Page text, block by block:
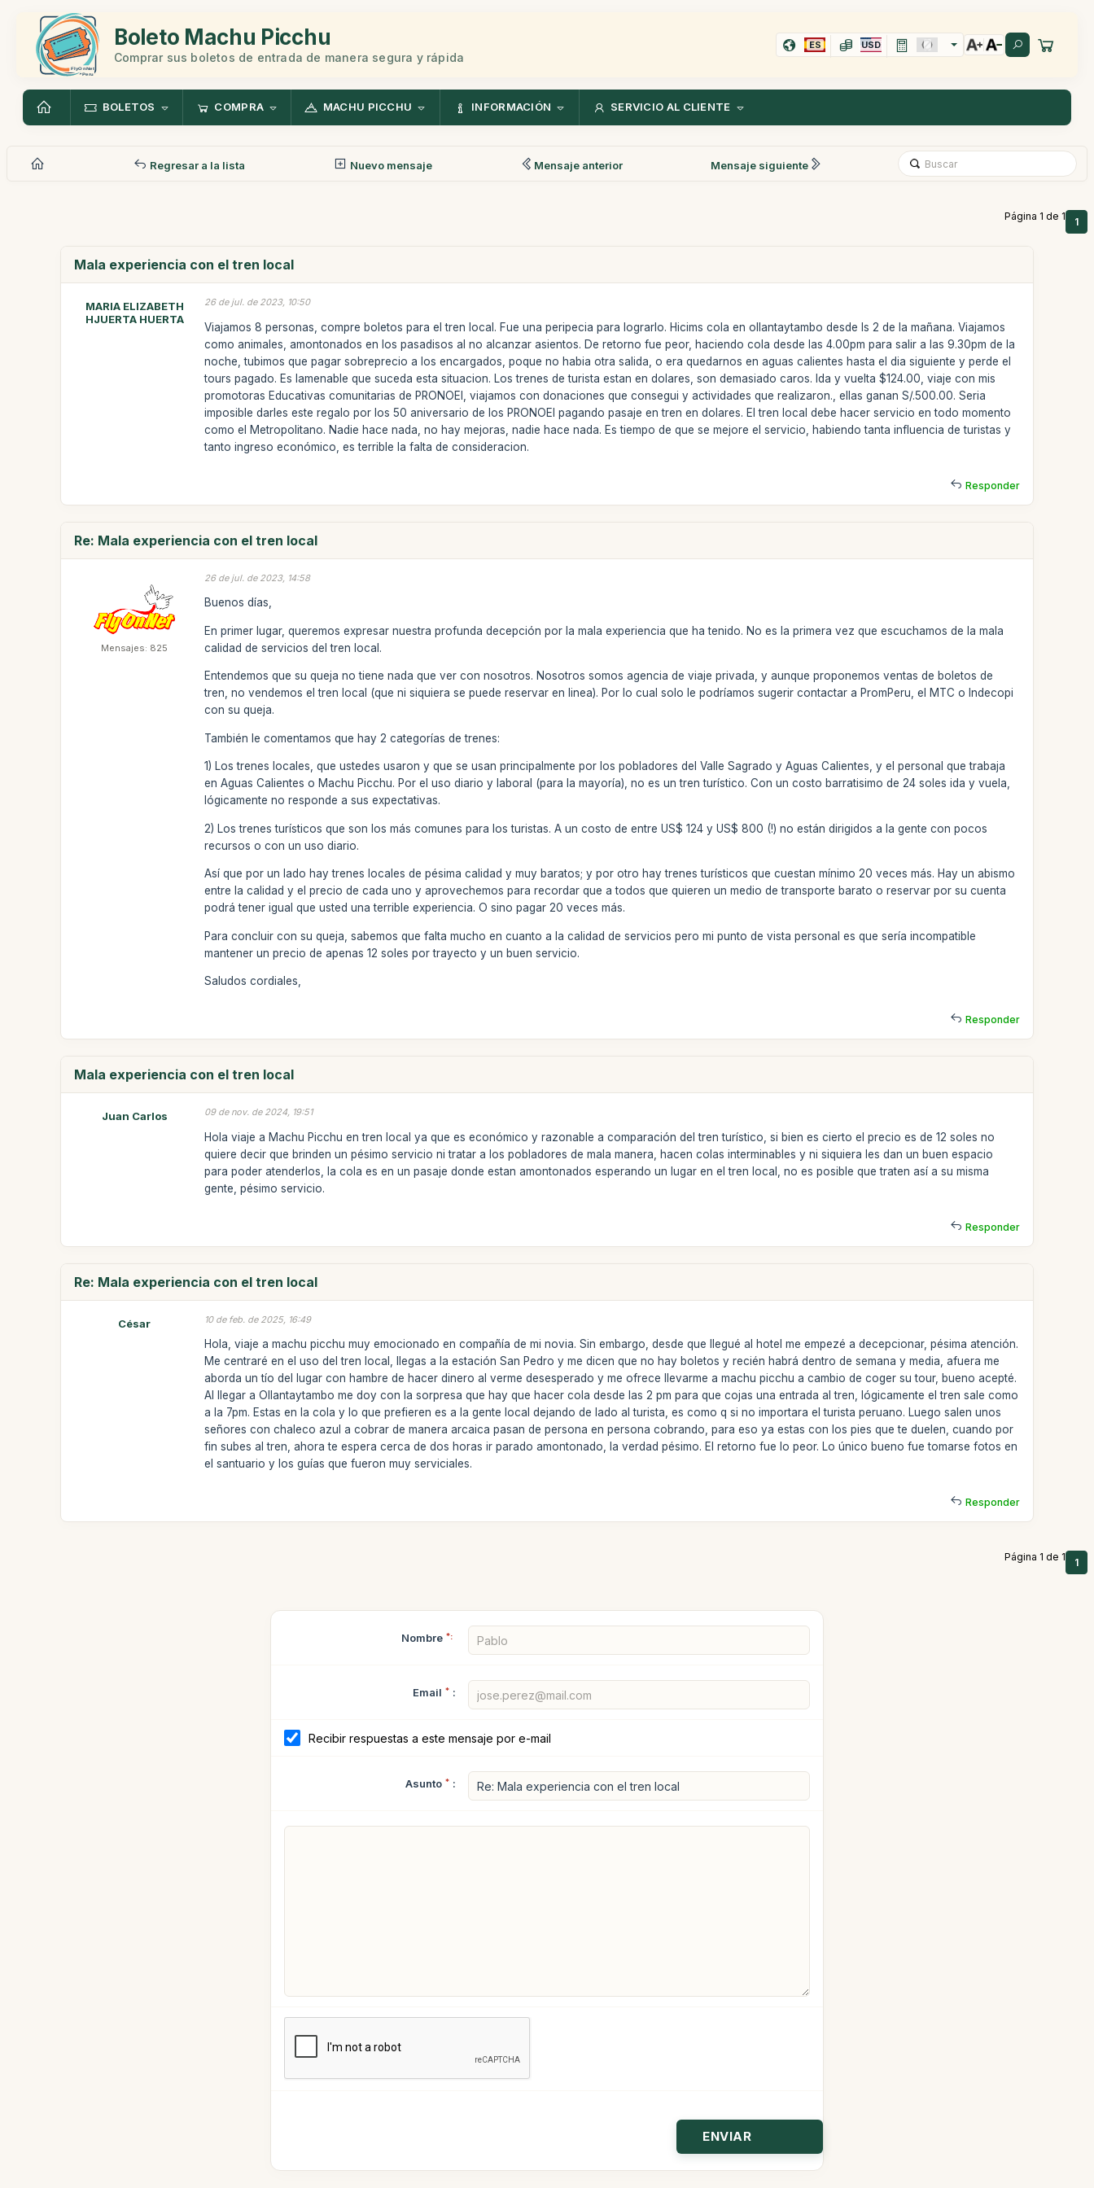
Boleto Machu Picchu
Comprar sus boletos de entrada de manera segura y rápida
ES USD
BOLETOS COMPRA MACHU PICCHU INFORMACIÓN SERVICIO AL CLIENTE
Regresar a la lista Nuevo mensaje Mensaje anterior Mensaje siguiente
Página 1 de 1 1
Mala experiencia con el tren local
MARIA ELIZABETH
HJUERTA HUERTA
26 de jul. de 2023, 10:50
Viajamos 8 personas, compre boletos para el tren local. Fue una peripecia para lograrlo. Hicims cola en ollantaytambo desde ls 2 de la mañana. Viajamos
como animales, amontonados en los pasadisos al no alcanzar asientos. De retorno fue peor, haciendo cola desde las 4.00pm para salir a las 9.30pm de la
noche, tubimos que pagar sobreprecio a los encargados, poque no habia otra salida, o era quedarnos en aguas calientes hasta el dia siguiente y perde el
tours pagado. Es lamenable que suceda esta situacion. Los trenes de turista estan en dolares, son demasiado caros. Ida y vuelta $124.00, viaje con mis
promotoras Educativas comunitarias de PRONOEI, viajamos con donaciones que consegui y actividades que realizaron., ellas ganan S/.500.00. Seria
imposible darles este regalo por los 50 aniversario de los PRONOEI pagando pasaje en tren en dolares. El tren local debe hacer servicio en todo momento
como el Metropolitano. Nadie hace nada, no hay mejoras, nadie hace nada. Es tiempo de que se mejore el servicio, habiendo tanta influencia de turistas y
tanto ingreso económico, es terrible la falta de consideracion.
Responder
Re: Mala experiencia con el tren local
Mensajes: 825
26 de jul. de 2023, 14:58
Buenos días,
En primer lugar, queremos expresar nuestra profunda decepción por la mala experiencia que ha tenido. No es la primera vez que escuchamos de la mala
calidad de servicios del tren local.
Entendemos que su queja no tiene nada que ver con nosotros. Nosotros somos agencia de viaje privada, y aunque proponemos ventas de boletos de
tren, no vendemos el tren local (que ni siquiera se puede reservar en linea). Por lo cual solo le podríamos sugerir contactar a PromPeru, el MTC o Indecopi
con su queja.
También le comentamos que hay 2 categorías de trenes:
1) Los trenes locales, que ustedes usaron y que se usan principalmente por los pobladores del Valle Sagrado y Aguas Calientes, y el personal que trabaja
en Aguas Calientes o Machu Picchu. Por el uso diario y laboral (para la mayoría), no es un tren turístico. Con un costo barratisimo de 24 soles ida y vuela,
lógicamente no responde a sus expectativas.
2) Los trenes turísticos que son los más comunes para los turistas. A un costo de entre US$ 124 y US$ 800 (!) no están dirigidos a la gente con pocos
recursos o con un uso diario.
Así que por un lado hay trenes locales de pésima calidad y muy baratos; y por otro hay trenes turísticos que cuestan mínimo 20 veces más. Hay un abismo
entre la calidad y el precio de cada uno y aprovechemos para recordar que a todos que quieren un medio de transporte barato o reservar por su cuenta
podrá tener igual que usted una terrible experiencia. O sino pagar 20 veces más.
Para concluir con su queja, sabemos que falta mucho en cuanto a la calidad de servicios pero mi punto de vista personal es que sería incompatible
mantener un precio de apenas 12 soles por trayecto y un buen servicio.
Saludos cordiales,
Responder
Mala experiencia con el tren local
Juan Carlos 09 de nov. de 2024, 19:51
Hola viaje a Machu Picchu en tren local ya que es económico y razonable a comparación del tren turístico, si bien es cierto el precio es de 12 soles no
quiere decir que brinden un pésimo servicio ni tratar a los pobladores de mala manera, hacen colas interminables y ni siquiera les dan un buen espacio
para poder atenderlos, la cola es en un pasaje donde estan amontonados esperando un lugar en el tren local, no es posible que traten así a su misma
gente, pésimo servicio.
Responder
Re: Mala experiencia con el tren local
César 10 de feb. de 2025, 16:49
Hola, viaje a machu picchu muy emocionado en compañía de mi novia. Sin embargo, desde que llegué al hotel me empezé a decepcionar, pésima atención.
Me centraré en el uso del tren local, llegas a la estación San Pedro y me dicen que no hay boletos y recién habrá dentro de semana y media, afuera me
aborda un tío del lugar con hambre de hacer dinero al verme desesperado y me ofrece llevarme a machu picchu a cambio de coger su tour, bueno acepté.
Al llegar a Ollantaytambo me doy con la sorpresa que hay que hacer cola desde las 2 pm para que cojas una entrada al tren, lógicamente el tren sale como
a la 7pm. Estas en la cola y lo que prefieren es a la gente local dejando de lado al turista, es como q si no importara el turista peruano. Luego salen unos
señores con chaleco azul a cobrar de manera arcaica pasan de persona en persona cobrando, para eso ya estas con los pies que te duelen, cuando por
fin subes al tren, ahora te espera cerca de dos horas ir parado amontonado, la verdad pésimo. El retorno fue lo peor. Lo único bueno fue tomarse fotos en
el santuario y los guías que fueron muy serviciales.
Responder
Página 1 de 1 1
Nombre *:
Email * :
Recibir respuestas a este mensaje por e-mail
Asunto * :